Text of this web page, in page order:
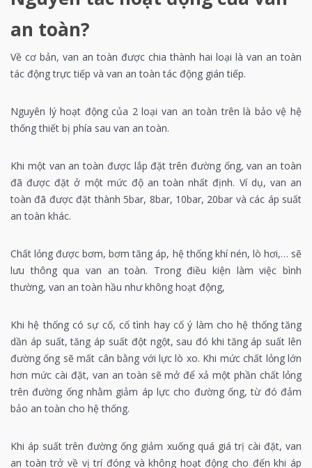
an toàn?
Về cơ bản, van an toàn được chia thành hai loại là van an toàn
tác động trực tiếp và van an toàn tác động gián tiếp.
Nguyên lý hoạt động của 2 loại van an toàn trên là bảo vệ hệ
thống thiết bị phía sau van an toàn.
Khi một van an toàn được lắp đặt trên đường ống, van an toàn
đã được đặt ở một mức độ an toàn nhất định. Ví dụ, van an
toàn đã được đặt thành 5bar, 8bar, 10bar, 20bar và các áp suất
an toàn khác.
Chất lỏng được bơm, bơm tăng áp, hệ thống khí nén, lò hơi,… sẽ
lưu thông qua van an toàn. Trong điều kiện làm việc bình
thường, van an toàn hầu như không hoạt động,
Khi hệ thống có sự cố, cố tình hay cố ý làm cho hệ thống tăng
dần áp suất, tăng áp suất đột ngột, sau đó khi tăng áp suất lên
đường ống sẽ mất cân bằng với lực lò xo. Khi mức chất lỏng lớn
hơn mức cài đặt, van an toàn sẽ mở để xả một phần chất lỏng
trên đường ống nhằm giảm áp lực cho đường ống, từ đó đảm
bảo an toàn cho hệ thống.
Khi áp suất trên đường ống giảm xuống quá giá trị cài đặt, van
an toàn trở về vị trí đóng và không hoạt động cho đến khi áp